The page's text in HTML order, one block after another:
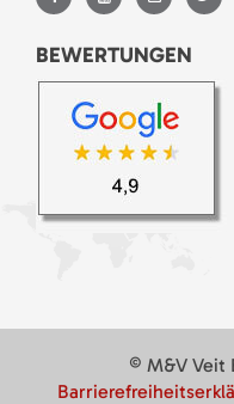
BEWERTUNGEN
© M&V Veit